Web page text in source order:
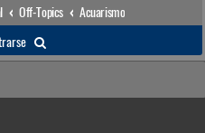
Off-Topics
Acuarismo
u